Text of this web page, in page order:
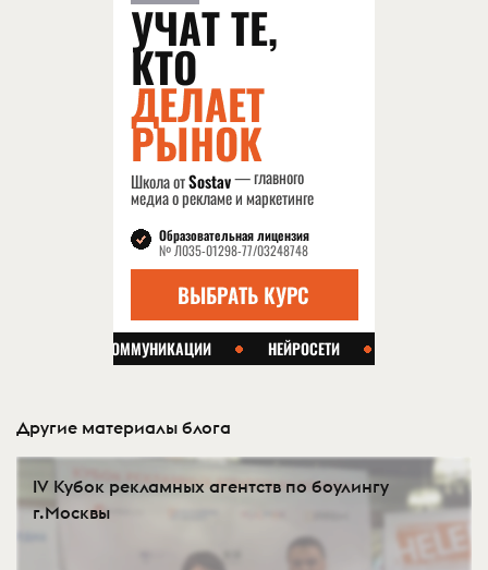
Другие материалы блога
IV Кубок рекламных агентств по боулингу
г.Москвы